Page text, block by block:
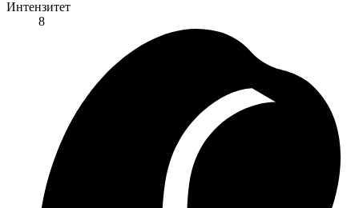
Интензитет
8